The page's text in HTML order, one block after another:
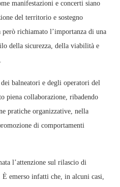
manifestazioni e concerti siano
del territorio e sostegno
richiamato l’importanza di una
della sicurezza, della viabilità e
balneatori e degli operatori del
piena collaborazione, ribadendo
pratiche organizzative, nella
di comportamenti
l’attenzione sul rilascio di
emerso infatti che, in alcuni casi,